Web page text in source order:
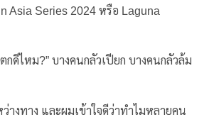
Asia Series 2024 หรือ Laguna
ดีไหม?” บางคนกลัวเปียก บางคนกลัวล้ม
ว่างทาง และผมเข้าใจดีว่าทำไมหลายคน